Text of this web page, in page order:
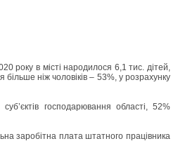
року в місті народилося 6,1 тис. дітей,
ніж чоловіків – 53%, у розрахунку
господарювання області, 52%
заробітна плата штатного працівника